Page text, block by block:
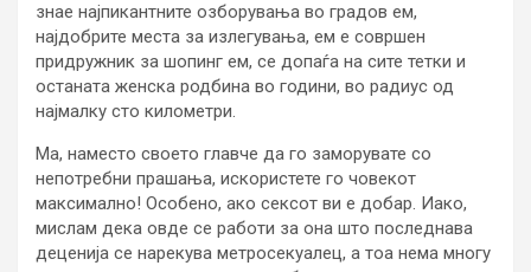
знае најпикантните озборувања во градов ем,
најдобрите места за излегувања, ем е совршен
придружник за шопинг ем, се допаѓа на сите тетки и
останата женска родбина во години, во радиус од
најмалку сто километри.
Ма, наместо своето главче да го заморувате со
непотребни прашања, искористете го човекот
максимално! Особено, ако сексот ви е добар. Иако,
мислам дека овде се работи за она што последнава
деценија се нарекува метросекуалец, а тоа нема многу